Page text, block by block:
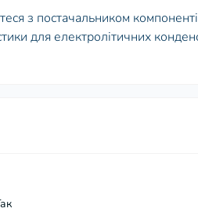
з постачальником
для електролітичних